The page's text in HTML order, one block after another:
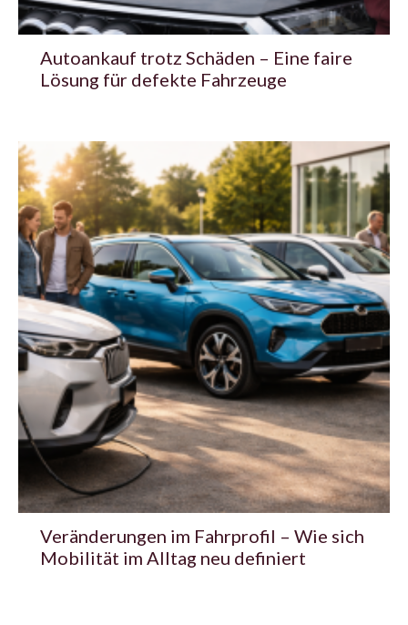
Autoankauf trotz Schäden – Eine faire
Lösung für defekte Fahrzeuge
Veränderungen im Fahrprofil – Wie sich
Mobilität im Alltag neu definiert